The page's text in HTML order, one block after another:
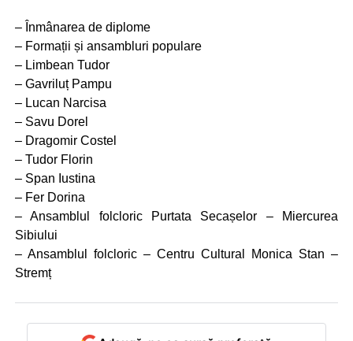
– Înmânarea de diplome
– Formații și ansambluri populare
– Limbean Tudor
– Gavriluț Pampu
– Lucan Narcisa
– Savu Dorel
– Dragomir Costel
– Tudor Florin
– Span Iustina
– Fer Dorina
– Ansamblul folcloric Purtata Secașelor – Miercurea
Sibiului
– Ansamblul folcloric – Centru Cultural Monica Stan –
Stremț